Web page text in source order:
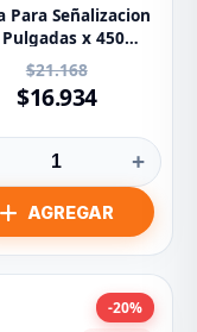
Para Señalizacion
x 450
Metros
$21.168
$16.934
+
-20%